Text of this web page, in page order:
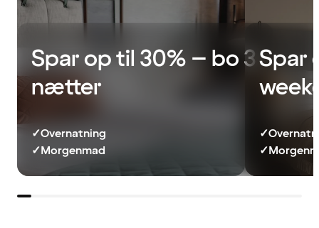
Spar op til 30% – bo 3
nætter
✓Overnatning
✓Morgenmad
Spar
✓
✓